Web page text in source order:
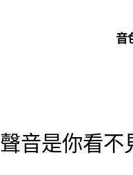
音
聲音是你看不